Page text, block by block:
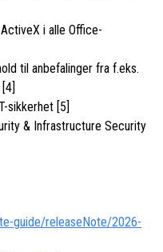
i alle Office-
til anbefalinger fra f.eks.
sikkerhet [5]
& Infrastructure Security
guide/releaseNote/2026-